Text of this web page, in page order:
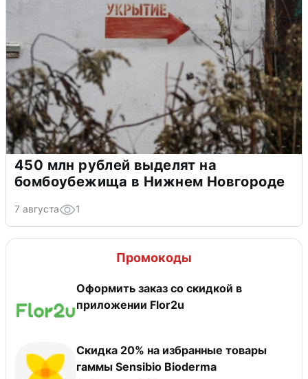
450 млн рублей выделят на
бомбоубежища в Нижнем Новгороде
7 августа 1
Промокоды
Оформить заказ со скидкой в
приложении Flor2u
Скидка 20% на избранные товары
гаммы Sensibio Bioderma